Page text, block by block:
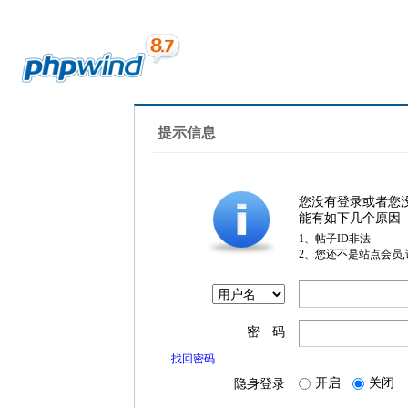
提示信息
您没有登录或者您
能有如下几个原因
1、帖子ID非法
2、您还不是站点会员
密 码
找回密码
隐身登录 开启 关闭